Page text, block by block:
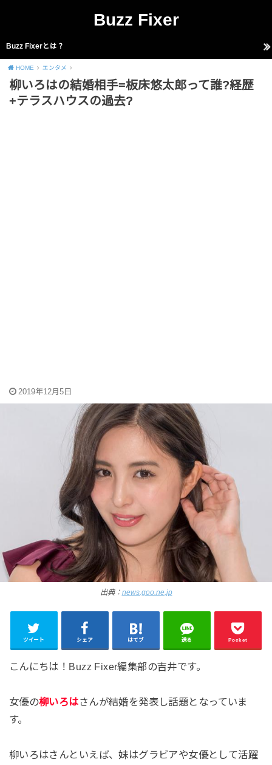
Buzz Fixer
Buzz Fixerとは？
HOME エンタメ
柳いろはの結婚相手=板床悠太郎って誰?経歴
+テラスハウスの過去?
2019年12月5日
出典： news.goo.ne.jp
ツイート シェア はてブ 送る Pocket
こんにちは！Buzz Fixer編集部の吉井です。
女優の柳いろはさんが結婚を発表し話題となっていま
す。
柳いろはさんといえば、妹はグラビアや女優として活躍